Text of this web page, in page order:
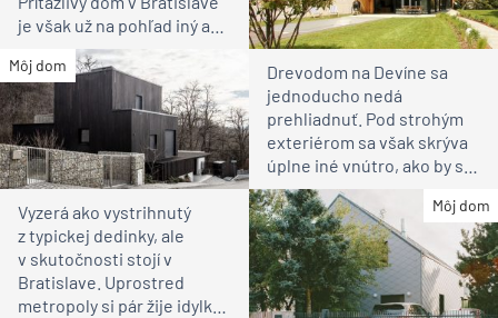
je však už na pohľad iný ako
susedia
Môj dom
Drevodom na Devíne sa
jednoducho nedá
prehliadnuť. Pod strohým
exteriérom sa však skrýva
úplne iné vnútro, ako by ste
čakali
Môj dom
Vyzerá ako vystrihnutý
z typickej dedinky, ale
v skutočnosti stojí v
Bratislave. Uprostred
metropoly si pár žije idylku